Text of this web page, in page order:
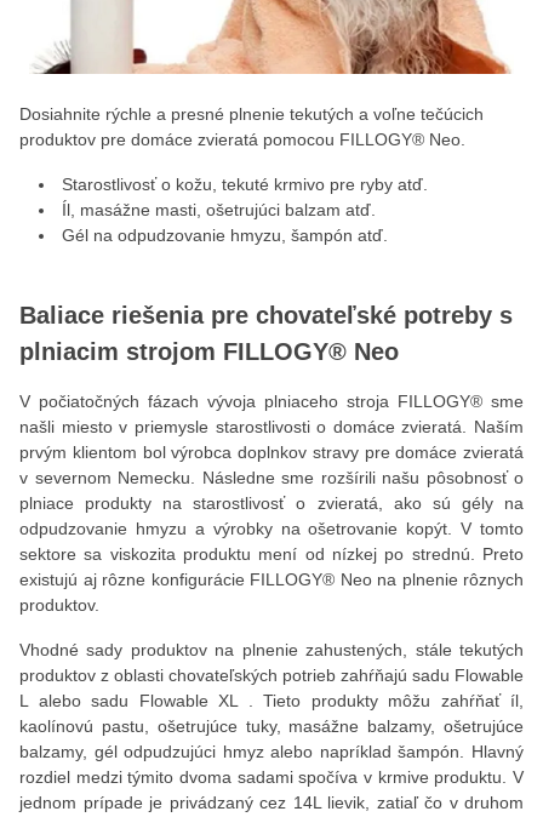
Dosiahnite rýchle a presné plnenie tekutých a voľne tečúcich
produktov pre domáce zvieratá pomocou FILLOGY® Neo.
Starostlivosť o kožu, tekuté krmivo pre ryby atď.
Íl, masážne masti, ošetrujúci balzam atď.
Gél na odpudzovanie hmyzu, šampón atď.
Baliace riešenia pre chovateľské potreby s
plniacim strojom FILLOGY® Neo
V počiatočných fázach vývoja plniaceho stroja FILLOGY® sme
našli miesto v priemysle starostlivosti o domáce zvieratá. Naším
prvým klientom bol výrobca doplnkov stravy pre domáce zvieratá
v severnom Nemecku. Následne sme rozšírili našu pôsobnosť o
plniace produkty na starostlivosť o zvieratá, ako sú gély na
odpudzovanie hmyzu a výrobky na ošetrovanie kopýt. V tomto
sektore sa viskozita produktu mení od nízkej po strednú. Preto
existujú aj rôzne konfigurácie FILLOGY® Neo na plnenie rôznych
produktov.
Vhodné sady produktov na plnenie zahustených, stále tekutých
produktov z oblasti chovateľských potrieb zahŕňajú sadu Flowable
L alebo sadu Flowable XL . Tieto produkty môžu zahŕňať íl,
kaolínovú pastu, ošetrujúce tuky, masážne balzamy, ošetrujúce
balzamy, gél odpudzujúci hmyz alebo napríklad šampón. Hlavný
rozdiel medzi týmito dvoma sadami spočíva v krmive produktu. V
jednom prípade je privádzaný cez 14L lievik, zatiaľ čo v druhom